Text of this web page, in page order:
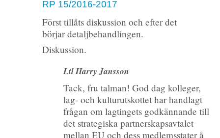
RP 15/2016-2017
Först tillåts diskussion och efter det
börjar detaljbehandlingen.
Diskussion.
Ltl Harry Jansson
Tack, fru talman! God dag kolleger,
lag- och kulturutskottet har handlagt
frågan om lagtingets godkännande till
det strategiska partnerskapsavtalet
mellan EU och dess medlemsstater å